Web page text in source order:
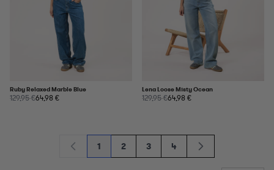
Ruby Relaxed Marble Blue
129,95 €64,98 €
Lena Loose Misty Ocean
129,95 €64,98 €
Sie lesen gerade die Seite
1 Seite
2 Seite
3 Seite
4